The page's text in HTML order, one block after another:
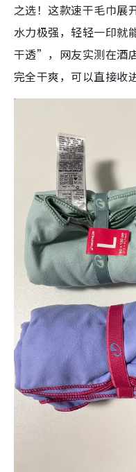
之选！这款速干毛巾展
水力极强，轻轻一印就
干透”，网友实测在酒
完全干爽，可以直接收